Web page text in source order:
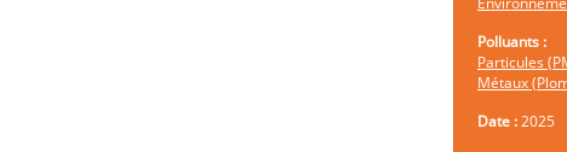
Polluants :
Particules
Métaux
Date :2025